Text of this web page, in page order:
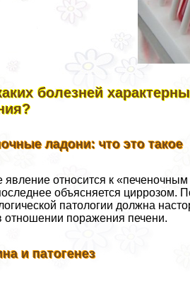
болезней
ладони: что это такое
явление относится к «печеночным
объясняется циррозом.
патологии должна
отношении поражения печени.
и патогенез